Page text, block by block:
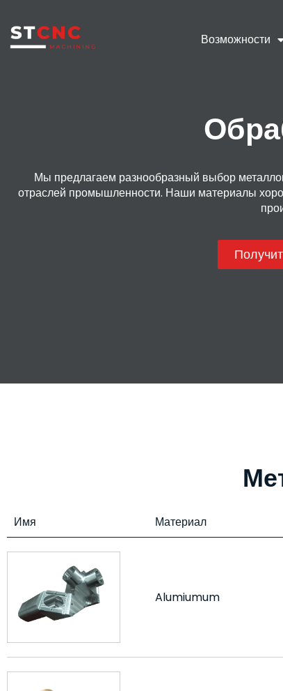
Возможности
Мы предлагаем разнообразный выбор
отраслей промышленности. Наши материалы
Имя Материал
Alumiumum